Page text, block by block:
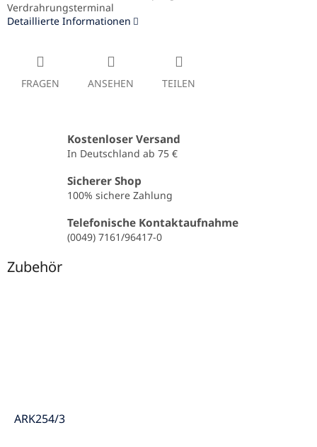
Verdrahrungsterminal
Detaillierte Informationen
FRAGEN ANSEHEN TEILEN
Kostenloser Versand
In Deutschland ab 75 €
Sicherer Shop
100% sichere Zahlung
Telefonische Kontaktaufnahme
(0049) 7161/96417-0
Zubehör
ARK254/3